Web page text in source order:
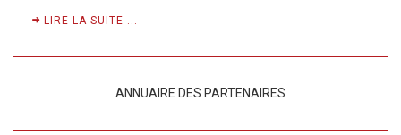
LIRE LA SUITE ...
ANNUAIRE DES PARTENAIRES